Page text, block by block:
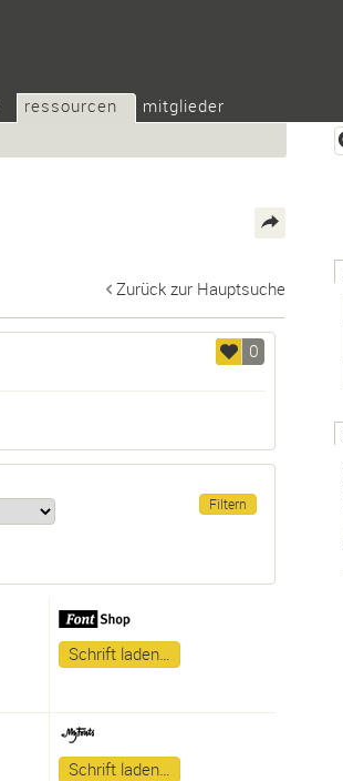
ressourcen
mitglieder
Zurück zur Hauptsuche
0
Schrift laden…
Schrift laden…